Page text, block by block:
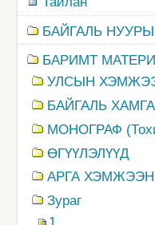
БАЙГАЛЬ
БАРИМТ
УЛСЫН
БАЙГАЛЬ
MОНОГРАФ
ӨГҮҮЛЭЛҮҮД
АРГА
Зураг